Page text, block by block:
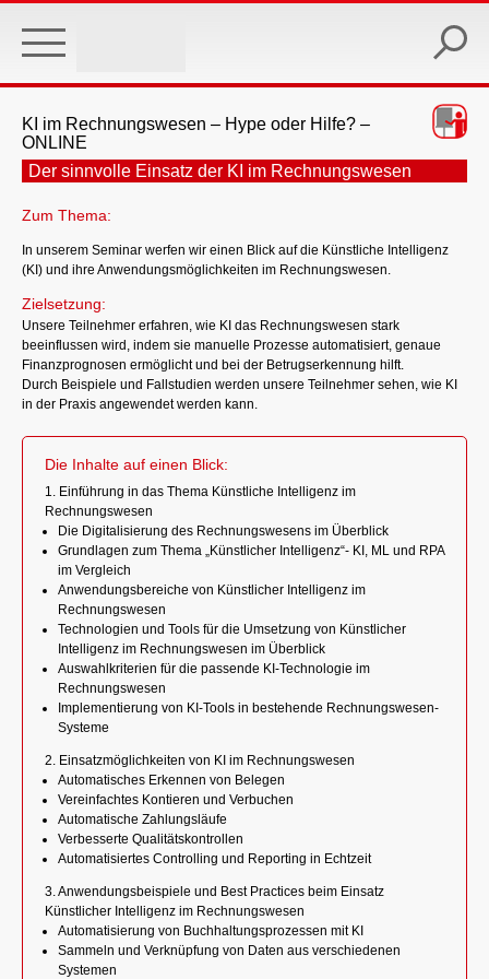
main
KI im Rechnungswesen – Hype oder Hilfe? –
ONLINE
Der sinnvolle Einsatz der KI im Rechnungswesen
Zum Thema:
In unserem Seminar werfen wir einen Blick auf die Künstliche Intelligenz
(KI) und ihre Anwendungsmöglichkeiten im Rechnungswesen.
Zielsetzung:
Unsere Teilnehmer erfahren, wie KI das Rechnungswesen stark
beeinflussen wird, indem sie manuelle Prozesse automatisiert, genaue
Finanzprognosen ermöglicht und bei der Betrugserkennung hilft.
Durch Beispiele und Fallstudien werden unsere Teilnehmer sehen, wie KI
in der Praxis angewendet werden kann.
Die Inhalte auf einen Blick:
1. Einführung in das Thema Künstliche Intelligenz im
Rechnungswesen
Die Digitalisierung des Rechnungswesens im Überblick
Grundlagen zum Thema „Künstlicher Intelligenz“- KI, ML und RPA
im Vergleich
Anwendungsbereiche von Künstlicher Intelligenz im
Rechnungswesen
Technologien und Tools für die Umsetzung von Künstlicher
Intelligenz im Rechnungswesen im Überblick
Auswahlkriterien für die passende KI-Technologie im
Rechnungswesen
Implementierung von KI-Tools in bestehende Rechnungswesen-
Systeme
2. Einsatzmöglichkeiten von KI im Rechnungswesen
Automatisches Erkennen von Belegen
Vereinfachtes Kontieren und Verbuchen
Automatische Zahlungsläufe
Verbesserte Qualitätskontrollen
Automatisiertes Controlling und Reporting in Echtzeit
3. Anwendungsbeispiele und Best Practices beim Einsatz
Künstlicher Intelligenz im Rechnungswesen
Automatisierung von Buchhaltungsprozessen mit KI
Sammeln und Verknüpfung von Daten aus verschiedenen
Systemen